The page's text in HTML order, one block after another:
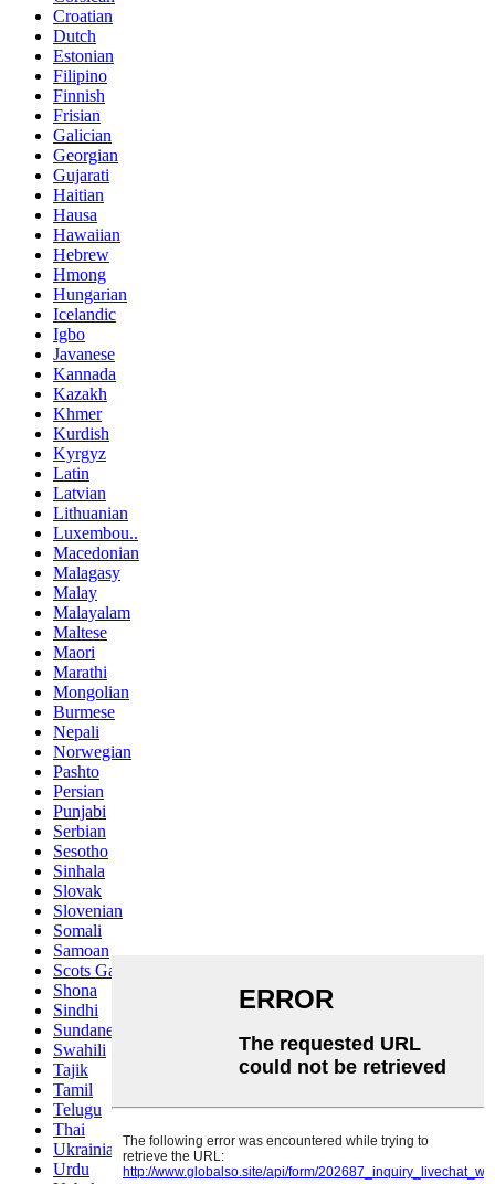
Croatian
Dutch
Estonian
Filipino
Finnish
Frisian
Galician
Georgian
Gujarati
Haitian
Hausa
Hawaiian
Hebrew
Hmong
Hungarian
Icelandic
Igbo
Javanese
Kannada
Kazakh
Khmer
Kurdish
Kyrgyz
Latin
Latvian
Lithuanian
Luxembou..
Macedonian
Malagasy
Malay
Malayalam
Maltese
Maori
Marathi
Mongolian
Burmese
Nepali
Norwegian
Pashto
Persian
Punjabi
Serbian
Sesotho
Sinhala
Slovak
Slovenian
Somali
Samoan
Scots Gaelic
Shona
Sindhi
Sundanese
Swahili
Tajik
Tamil
Telugu
Thai
Ukrainian
Urdu